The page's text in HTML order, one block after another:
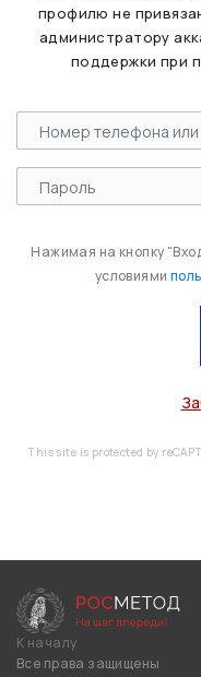
профилю не
администратору
поддержки при
Нажимая на кнопку
условиями
This site is protected by
К началу
Все права защищены